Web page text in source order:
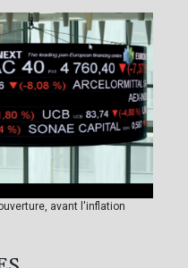
avant l'inflation